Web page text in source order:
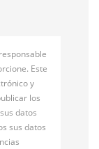
Este
y
los
datos
sus datos